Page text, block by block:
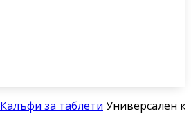
Калъфи за таблети Универсален